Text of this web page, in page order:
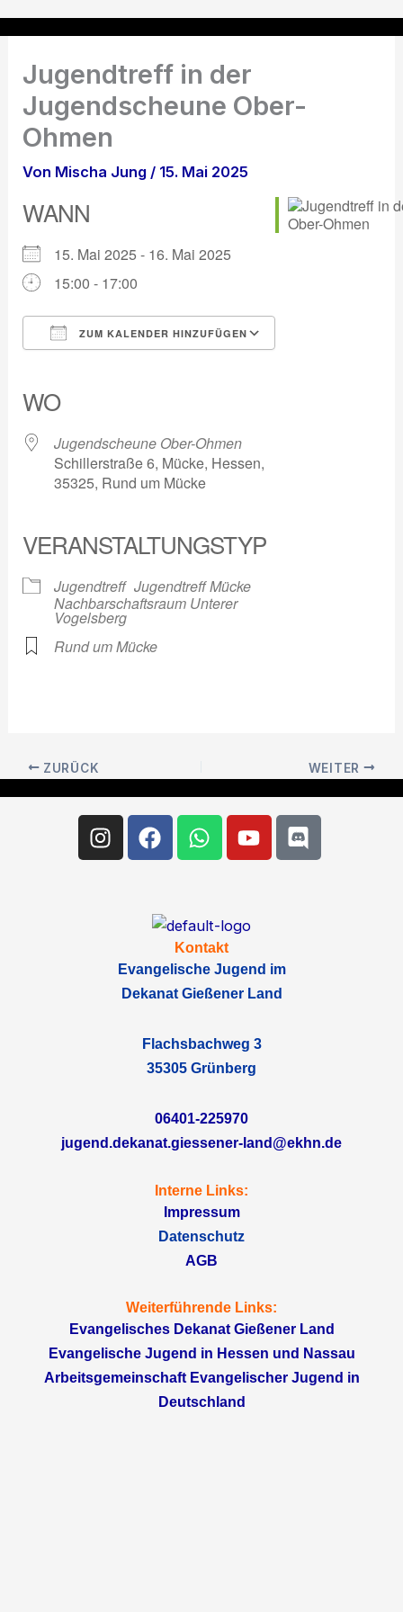
Inhalt
Jugendtreff in der
Jugendscheune Ober-
Ohmen
Von Mischa Jung / 15. Mai 2025
WANN
15. Mai 2025 - 16. Mai 2025
15:00 - 17:00
ZUM KALENDER HINZUFÜGEN
WO
Jugendscheune Ober-Ohmen
Schillerstraße 6, Mücke, Hessen,
35325, Rund um Mücke
VERANSTALTUNGSTYP
Jugendtreff Jugendtreff Mücke
Nachbarschaftsraum Unterer
Vogelsberg
Rund um Mücke
ZURÜCK WEITER
Instagram
FacebookWhatsapp
YoutubeDiscord
Kontakt
Evangelische Jugend im
Dekanat Gießener Land
Flachsbachweg 3
35305 Grünberg
06401-225970
jugend.dekanat.giessener-land@ekhn.de
Interne Links:
Impressum
Datenschutz
AGB
Weiterführende Links:
Evangelisches Dekanat Gießener Land
Evangelische Jugend in Hessen und Nassau
Arbeitsgemeinschaft Evangelischer Jugend in
Deutschland